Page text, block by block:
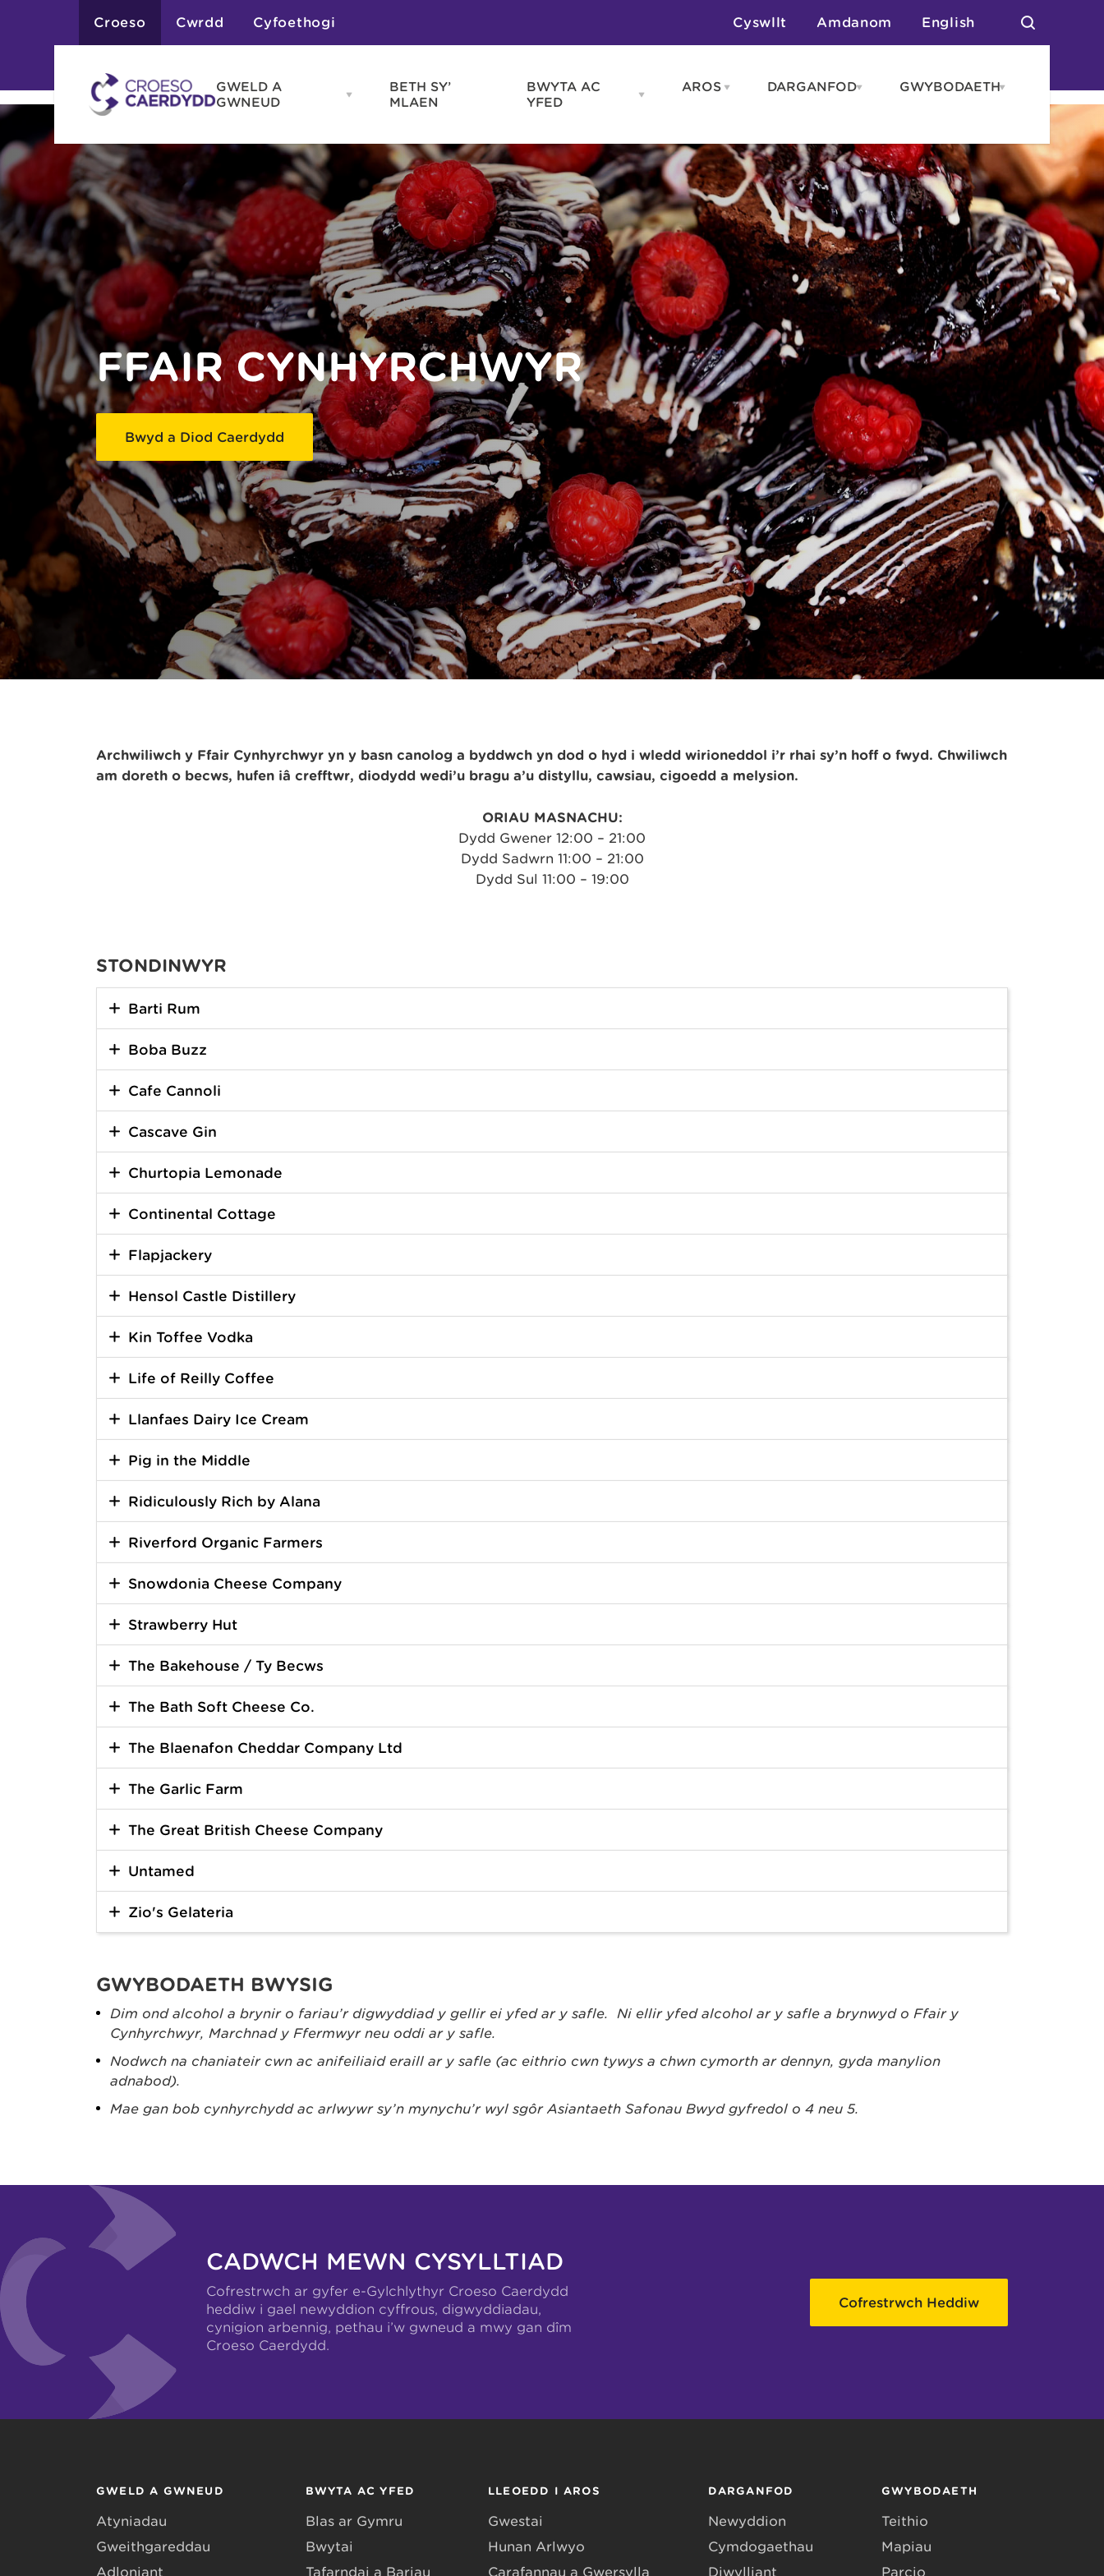
Croeso Cwrdd Cyfoethogi Cyswllt Amdanom English
GWELD A
GWNEUD
Open
GWNEUD
menu
Atyniadau
Gweithgareddau
Adloniant
Chwaraeon
Siopa
Teithiau a Golygfeydd
BETH SY’
MLAEN
BWYTA AC
YFED
Open
YFED
menu
Blas ar Gymru
Bwytai
Tafarndai a Bariau
Caffis a Delis
AROS Open
Gwestai
Hunan Arlwyo
Carafanau a Gwersylla
Rhagor o Leoedd
DARGANFODOpen
GWYBODAETHOpen
FFAIR CYNHYRCHWYR
Bwyd a Diod Caerdydd
Archwiliwch y Ffair Cynhyrchwyr yn y basn canolog a byddwch yn dod o hyd i wledd wirioneddol i’r rhai sy’n hoff o fwyd. Chwiliwch
am doreth o becws, hufen iâ crefftwr, diodydd wedi’u bragu a’u distyllu, cawsiau, cigoedd a melysion.
ORIAU MASNACHU:
Dydd Gwener 12:00 – 21:00
Dydd Sadwrn 11:00 – 21:00
Dydd Sul 11:00 – 19:00
STONDINWYR
Barti Rum
Boba Buzz
Cafe Cannoli
Cascave Gin
Churtopia Lemonade
Continental Cottage
Flapjackery
Hensol Castle Distillery
Kin Toffee Vodka
Life of Reilly Coffee
Llanfaes Dairy Ice Cream
Pig in the Middle
Ridiculously Rich by Alana
Riverford Organic Farmers
Snowdonia Cheese Company
Strawberry Hut
The Bakehouse / Tŷ Becws
The Bath Soft Cheese Co.
The Blaenafon Cheddar Company Ltd
The Garlic Farm
The Great British Cheese Company
Untamed
Zio's Gelateria
GWYBODAETH BWYSIG
Dim ond alcohol a brynir o fariau’r digwyddiad y gellir ei yfed ar y safle. Ni ellir yfed alcohol ar y safle a brynwyd o Ffair y
Cynhyrchwyr, Marchnad y Ffermwyr neu oddi ar y safle.
Nodwch na chaniateir cŵn ac anifeiliaid eraill ar y safle (ac eithrio cŵn tywys a chŵn cymorth ar dennyn, gyda manylion
adnabod).
Mae gan bob cynhyrchydd ac arlwywr sy’n mynychu’r ŵyl sgôr Asiantaeth Safonau Bwyd gyfredol o 4 neu 5.
CADWCH MEWN CYSYLLTIAD
Cofrestrwch ar gyfer e-Gylchlythyr Croeso Caerdydd
heddiw i gael newyddion cyffrous, digwyddiadau,
cynigion arbennig, pethau i’w gwneud a mwy gan dîm
Croeso Caerdydd.
Cofrestrwch Heddiw
GWELD A GWNEUD
Atyniadau
Gweithgareddau
Adloniant
BWYTA AC YFED
Blas ar Gymru
Bwytai
Tafarndai a Bariau
LLEOEDD I AROS
Gwestai
Hunan Arlwyo
Carafannau a Gwersylla
DARGANFOD
Newyddion
Cymdogaethau
Diwylliant
GWYBODAETH
Teithio
Mapiau
Parcio